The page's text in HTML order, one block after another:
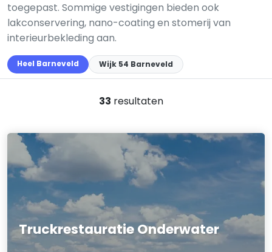
toegepast. Sommige vestigingen bieden ook
lakconservering, nano-coating en stomerij van
interieurbekleding aan.
Heel Barneveld Wijk 54 Barneveld
33 resultaten
Truckrestauratie Onderwater